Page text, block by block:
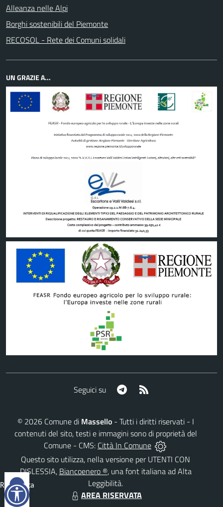
Alleanza nelle Alpi
Borghi sostenibili del Piemonte
RECOSOL - Rete dei Comuni solidali
UN GRAZIE A...
Seguici su Telegram
© 2026Comune di Massello- Tutti i diritti riservati - I
contenuti del sito, testi e immagini sono di proprietà del
Comune - CMS: Città In Comune
Questo sito utilizza, nella versione per UTENTI CON
DISLESSIA, Biancoenero ®, una font italiana ad Alta
Leggibilità.
AREA RISERVATA
Reimposta
tutto